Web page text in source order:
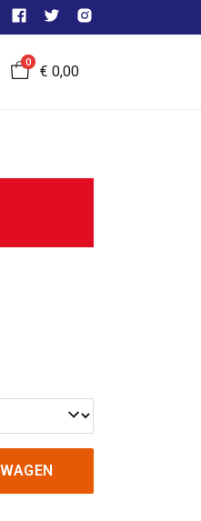
0
€ 0,00